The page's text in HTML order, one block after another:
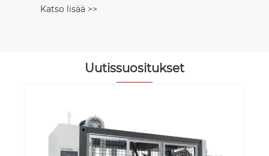
Katso lisää >>
Uutissuositukset